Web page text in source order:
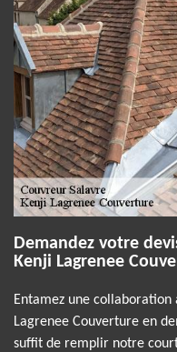
Demandez votre
Kenji Lagrenee
Entamez une collaboration
Lagrenee Couverture en
suffit de remplir notre